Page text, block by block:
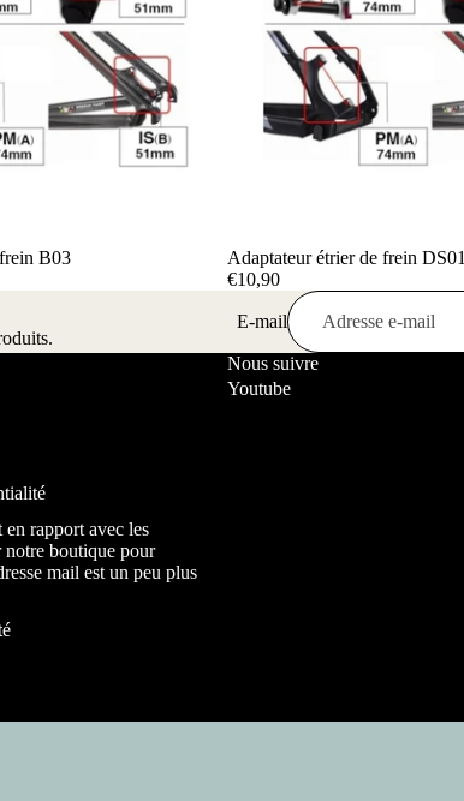
B03
Adaptateur étrier de frein DS01
€10,90
E-mail
rapport avec les
notre boutique pour
mail est un peu plus
Nous suivre
Youtube